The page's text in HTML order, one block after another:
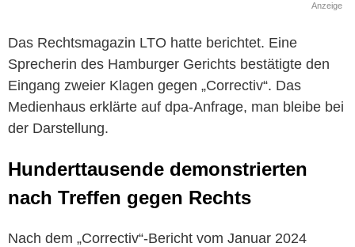
Anzeige
Das Rechtsmagazin LTO hatte berichtet. Eine
Sprecherin des Hamburger Gerichts bestätigte den
Eingang zweier Klagen gegen „Correctiv“. Das
Medienhaus erklärte auf dpa-Anfrage, man bleibe bei
der Darstellung.
Hunderttausende demonstrierten
nach Treffen gegen Rechts
Nach dem „Correctiv“-Bericht vom Januar 2024